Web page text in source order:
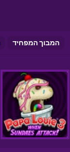
המבוך המפחיד